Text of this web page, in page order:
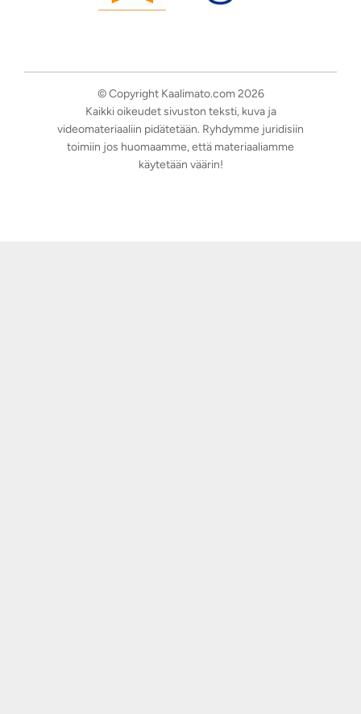
© Copyright Kaalimato.com 2026
Kaikki oikeudet sivuston teksti, kuva ja
videomateriaaliin pidätetään. Ryhdymme juridisiin
toimiin jos huomaamme, että materiaaliamme
käytetään väärin!